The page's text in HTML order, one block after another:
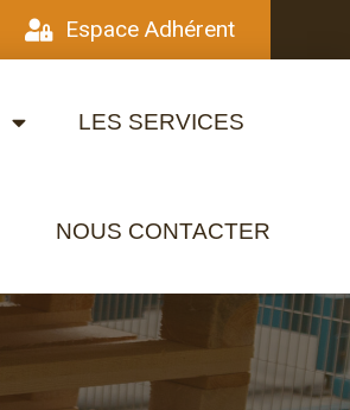
Espace Adhérent
LES SERVICES
NOUS CONTACTER